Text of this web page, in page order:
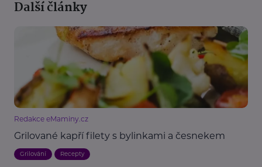
Další články
Redakce eMaminy.cz
Grilované kapří filety s bylinkami a česnekem
Grilování Recepty